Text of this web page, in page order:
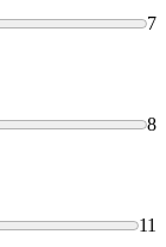
7
8
11